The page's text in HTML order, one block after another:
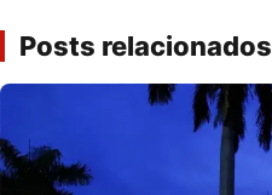
Posts relacionados